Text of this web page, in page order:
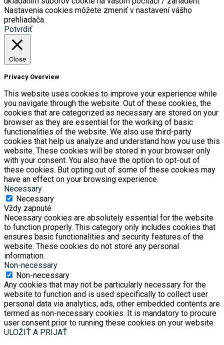
Nastavenia cookies môžete zmeniť v nastavení vášho
prehliadača.
Potvrdiť
Close
Privacy Overview
This website uses cookies to improve your experience while
you navigate through the website. Out of these cookies, the
cookies that are categorized as necessary are stored on your
browser as they are essential for the working of basic
functionalities of the website. We also use third-party
cookies that help us analyze and understand how you use this
website. These cookies will be stored in your browser only
with your consent. You also have the option to opt-out of
these cookies. But opting out of some of these cookies may
have an effect on your browsing experience.
Necessary
Necessary
Vždy zapnuté
Necessary cookies are absolutely essential for the website
to function properly. This category only includes cookies that
ensures basic functionalities and security features of the
website. These cookies do not store any personal
information.
Non-necessary
Non-necessary
Any cookies that may not be particularly necessary for the
website to function and is used specifically to collect user
personal data via analytics, ads, other embedded contents are
termed as non-necessary cookies. It is mandatory to procure
user consent prior to running these cookies on your website.
ULOŽIŤ A PRIJAŤ